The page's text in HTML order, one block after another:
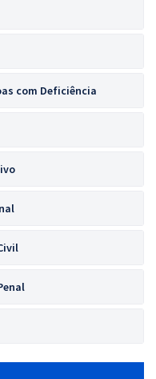
com Deficiência